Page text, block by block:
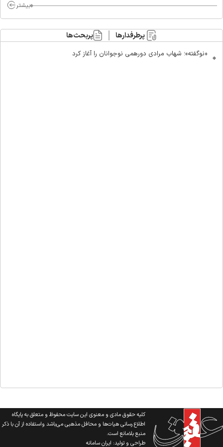
بیشتر
پرطرفدارها پربحث‌ها
«نوگفته»؛ شهاب مرادی دورهمی نوجوانان را آغاز کرد
کلیه حقوق مادی و معنوی این سایت محفوظ و متعلق به پایگاه
اطلاع رسانی هیات‌ها و محافل مذهبی می‌باشد واستفاده از آن با ذکر
منبع بلامانع است.
طراحی و تولید:ایران سامانه